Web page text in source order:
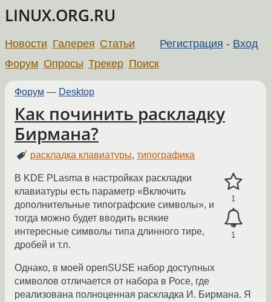
LINUX.ORG.RU
Регистрация - Вход
Новости Галерея Статьи
Форум Опросы Трекер Поиск
Форум — Desktop
Как починить раскладку
Бирмана?
раскладка клавиатуры,типографика
1
1
В KDE PLasma в настройках раскладки
клавиатуры есть параметр «Включить
дополнительные типографские символы», и
тогда можно будет вводить всякие
интересные символы типа длинного тире,
дробей и т.п.
Однако, в моей openSUSE набор доступных
символов отличается от набора в Росе, где
реализована полноценная раскладка И. Бирмана. Я